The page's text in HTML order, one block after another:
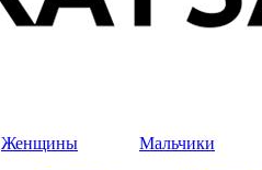
Женщины
Мальчики